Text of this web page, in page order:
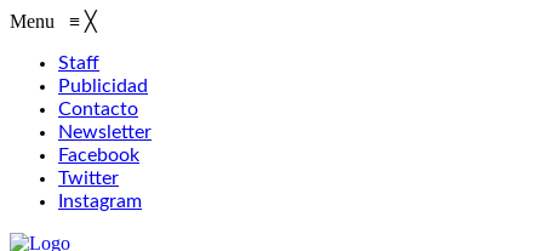
Menu ≡ ╳
Staff
Publicidad
Contacto
Newsletter
Facebook
Twitter
Instagram